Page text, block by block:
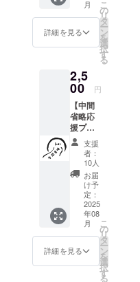
ていた
だきま
す。あ
なたの
事を
一生懸
命(仕事
をサ
ボって)
書きま
す！※書
いてほ
しいお
名前を
備考欄
にお願
いしま
す。
月
詳細を見る
こ
の
リ
タ
ー
ン
を
選
択
す
る
2,5
00 円
【中間
省略応
援プラ
ン】 遠
方に住
んでお
り当店
に来店
いただ
けない
方や応
援だけ
でもし
たい！
という
方 こち
支援
者：
10人
お届
け予
定：
2025
年08
月
詳細を見る
こ
の
リ
タ
ー
ン
を
選
択
す
る